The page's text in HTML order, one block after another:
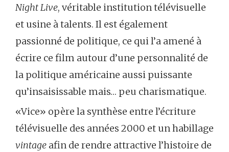
Night Live, véritable institution télévisuelle
et usine à talents. Il est également
passionné de politique, ce qui l’a amené à
écrire ce film autour d’une personnalité de
la politique américaine aussi puissante
qu’insaisissable mais… peu charismatique.
«Vice» opère la synthèse entre l’écriture
télévisuelle des années 2000 et un habillage
vintage afin de rendre attractive l’histoire de